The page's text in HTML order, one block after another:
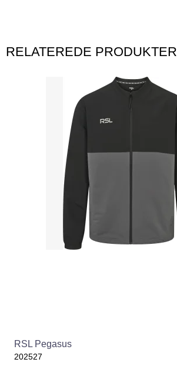
RELATEREDE PRODUKTER
RSL Pegasus
202527